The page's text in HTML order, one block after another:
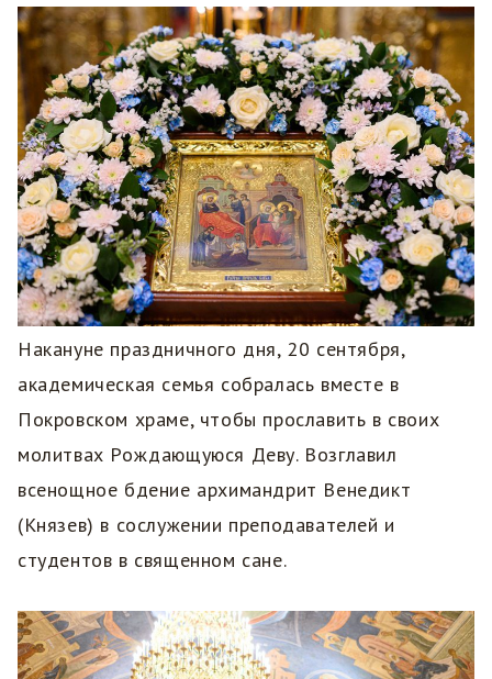
Накануне праздничного дня, 20 сентября,
академическая семья собралась вместе в
Покровском храме, чтобы прославить в своих
молитвах Рождающуюся Деву. Возглавил
всенощное бдение архимандрит Венедикт
(Князев) в сослужении преподавателей и
студентов в священном сане.